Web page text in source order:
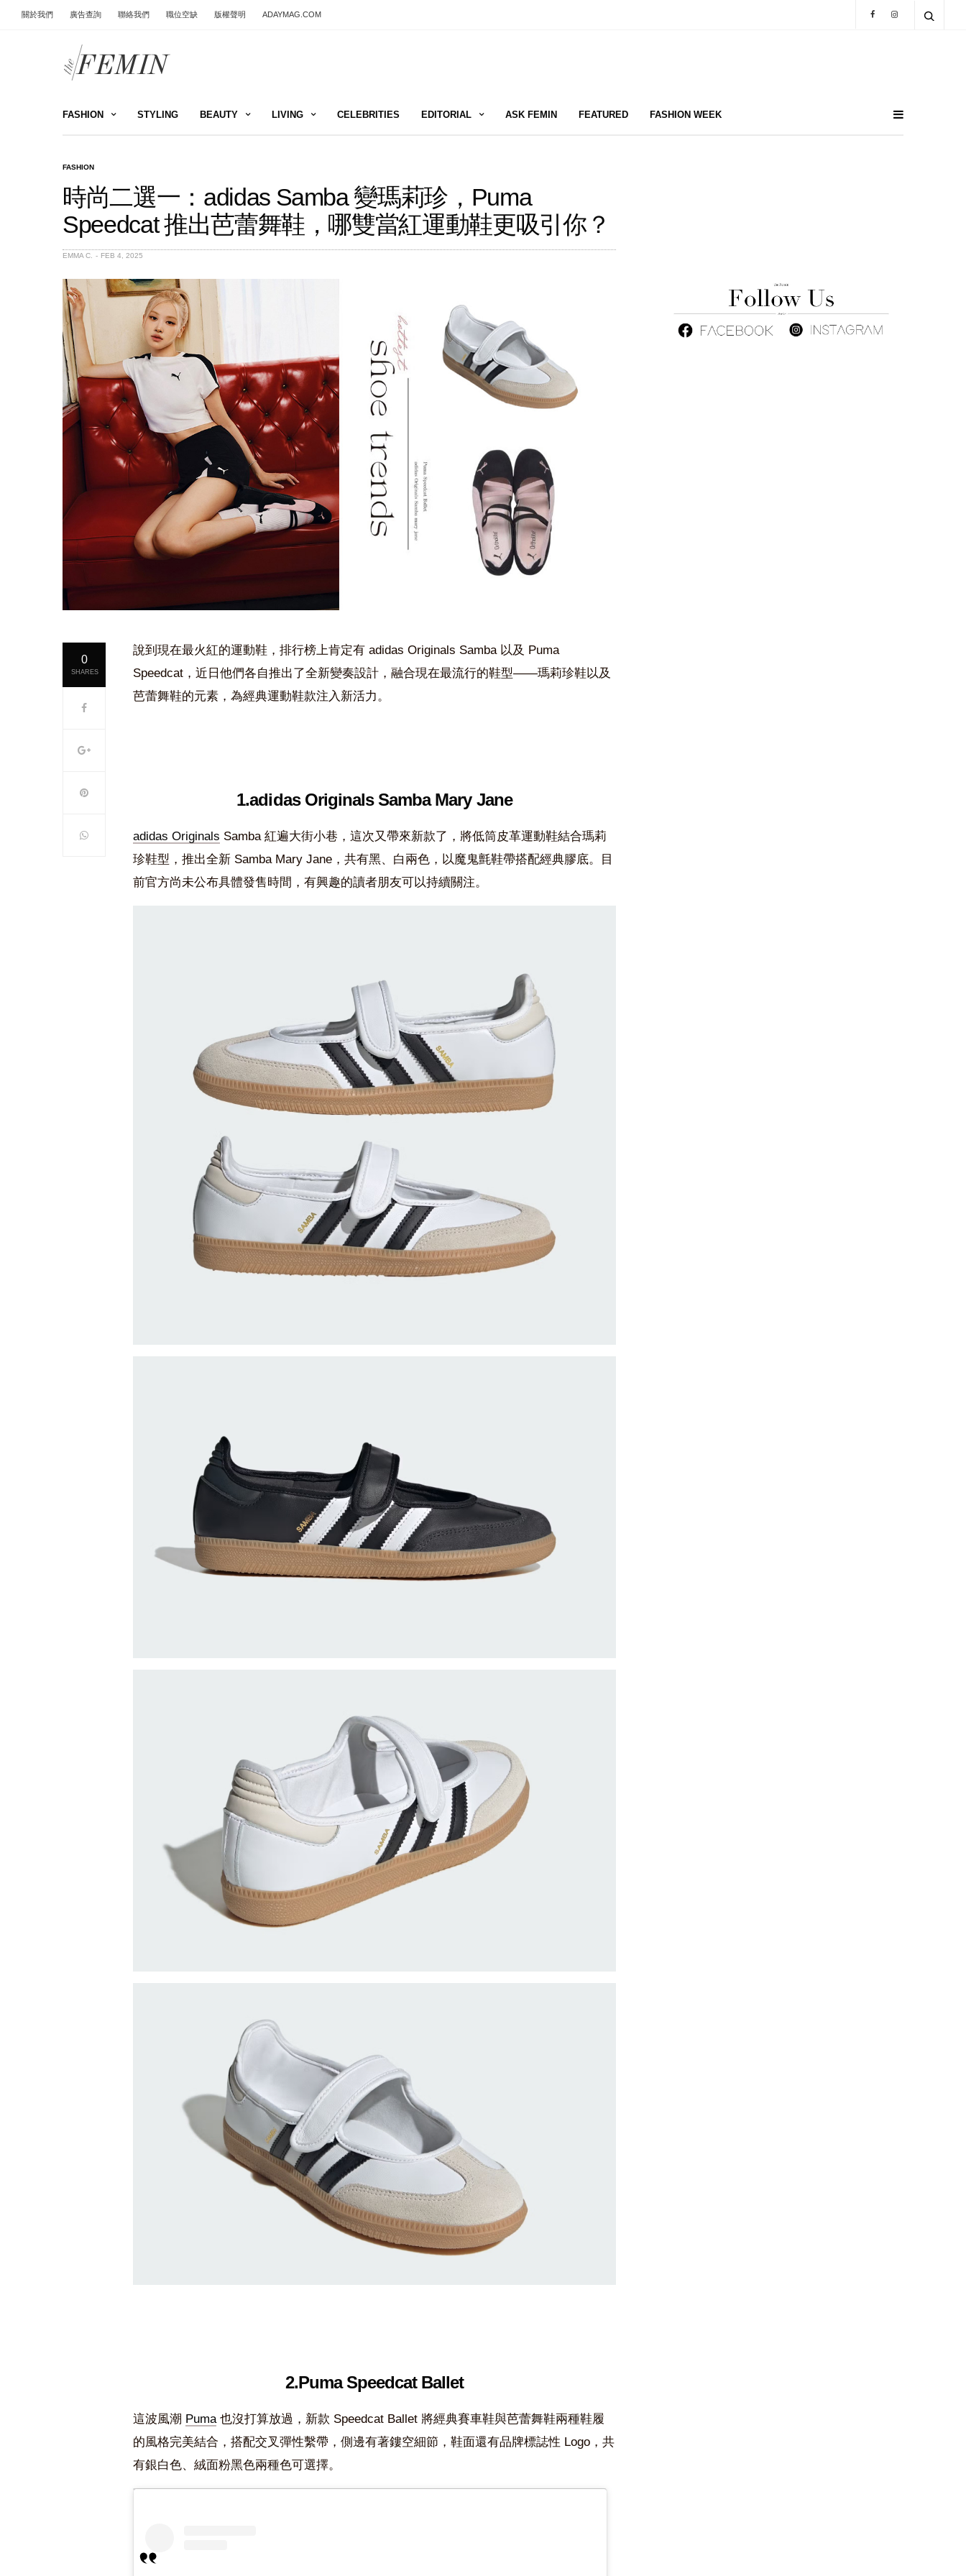
關於我們 廣告查詢 聯絡我們 職位空缺 版權聲明 ADAYMAG.COM
FASHION STYLING BEAUTY LIVING CELEBRITIES EDITORIAL ASK FEMIN FEATURED FASHION WEEK
FASHION
時尚二選一：adidas Samba 變瑪莉珍，Puma
Speedcat 推出芭蕾舞鞋，哪雙當紅運動鞋更吸引你？
EMMA C. FEB 4, 2025
0
SHARES
說到現在最火紅的運動鞋，排行榜上肯定有 adidas Originals Samba 以及 Puma
Speedcat，近日他們各自推出了全新變奏設計，融合現在最流行的鞋型——瑪莉珍鞋以及
芭蕾舞鞋的元素，為經典運動鞋款注入新活力。
1.adidas Originals Samba Mary Jane
adidas Originals Samba 紅遍大街小巷，這次又帶來新款了，將低筒皮革運動鞋結合瑪莉
珍鞋型，推出全新 Samba Mary Jane，共有黑、白兩色，以魔鬼氈鞋帶搭配經典膠底。目
前官方尚未公布具體發售時間，有興趣的讀者朋友可以持續關注。
2.Puma Speedcat Ballet
這波風潮 Puma 也沒打算放過，新款 Speedcat Ballet 將經典賽車鞋與芭蕾舞鞋兩種鞋履
的風格完美結合，搭配交叉彈性繫帶，側邊有著鏤空細節，鞋面還有品牌標誌性 Logo，共
有銀白色、絨面粉黑色兩種色可選擇。